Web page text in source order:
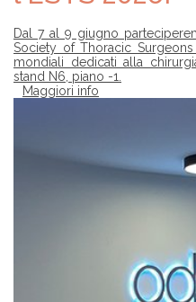
Dal 7 al 9 giugno
Society of Thoracic
mondiali dedicati alla
stand N6, piano -1.
Maggiori info